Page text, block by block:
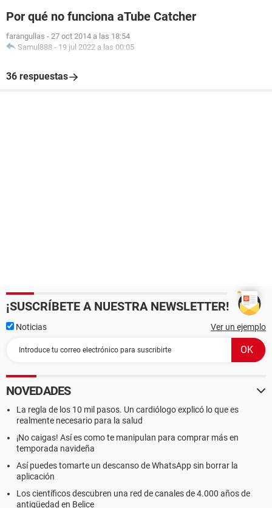
Por qué no funciona aTube Catcher
farangullas - 27 oct 2014 a las 18:54
Samul888 - 19 jul 2022 a las 00:05
36 respuestas
¡SUSCRÍBETE A NUESTRA NEWSLETTER!
Noticias Ver un ejemplo
NOVEDADES
La regla de los 10 mil pasos. Un cardiólogo explicó lo que es
realmente necesario para la salud
¡No caigas! Así es como te manipulan para comprar más en
temporada navideña
Así puedes tomarte un descanso de WhatsApp sin borrar la
aplicación
Los científicos descubren una red de canales de 4.000 años de
antigüedad en Belice